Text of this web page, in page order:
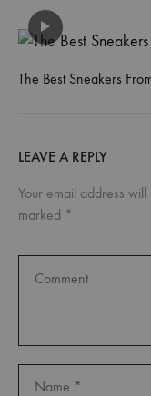
The Best Sneakers
LEAVE A REPLY
Your email address will
marked *